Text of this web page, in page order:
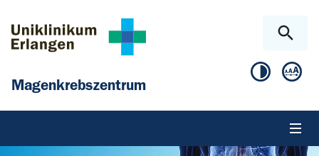
Magenkrebszentrum